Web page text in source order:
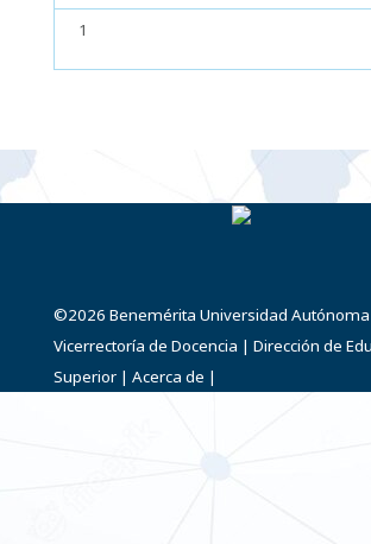
1
©2026 Benemérita Universidad
Vicerrectoría de Docencia | Dirección de
Superior | Acerca de |